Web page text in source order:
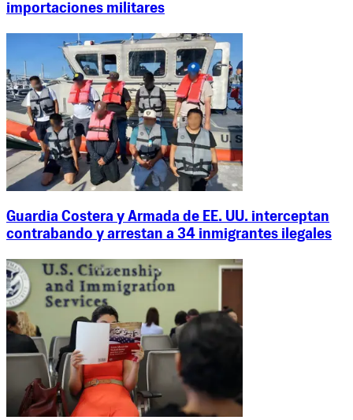
importaciones militares
Guardia Costera y Armada de EE. UU. interceptan
contrabando y arrestan a 34 inmigrantes ilegales